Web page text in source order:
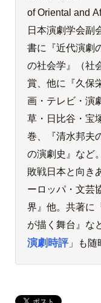
of Oriental and
日本演劇学会副
書に『近代演劇
の社会学』（社
賞、他に『久保
画・テレビ・演
草・日比谷・宝
巻、『清水邦夫
の演劇史』など
敗戦日本と向き
ーロッパ・文芸
界』他。共著に
が描く舞台』な
演劇時評」も随